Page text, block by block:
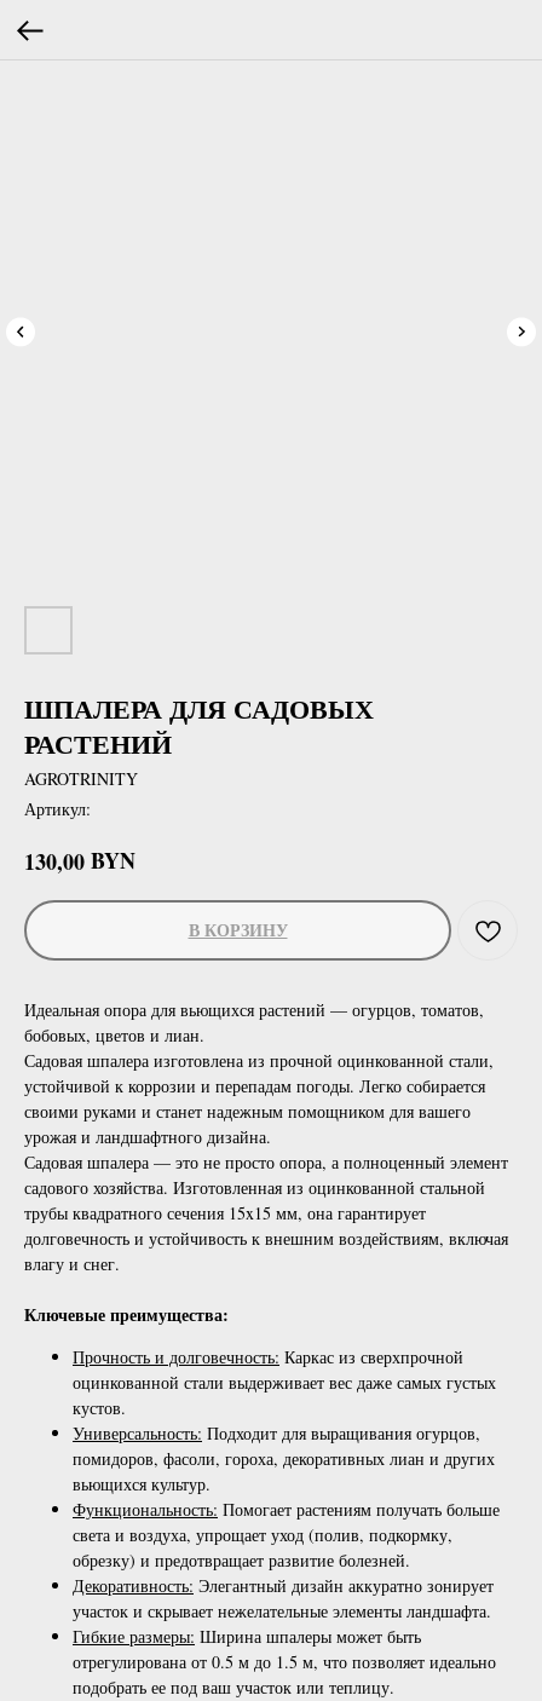
ШПАЛЕРА ДЛЯ САДОВЫХ
РАСТЕНИЙ
AGROTRINITY
Артикул:
130,00BYN
В КОРЗИНУ
Идеальная опора для вьющихся растений — огурцов, томатов,
бобовых, цветов и лиан.
Садовая шпалера изготовлена из прочной оцинкованной стали,
устойчивой к коррозии и перепадам погоды. Легко собирается
своими руками и станет надежным помощником для вашего
урожая и ландшафтного дизайна.
Садовая шпалера — это не просто опора, а полноценный элемент
садового хозяйства. Изготовленная из оцинкованной стальной
трубы квадратного сечения 15x15 мм, она гарантирует
долговечность и устойчивость к внешним воздействиям, включая
влагу и снег.
Ключевые преимущества:
Прочность и долговечность: Каркас из сверхпрочной
оцинкованной стали выдерживает вес даже самых густых
кустов.
Универсальность: Подходит для выращивания огурцов,
помидоров, фасоли, гороха, декоративных лиан и других
вьющихся культур.
Функциональность: Помогает растениям получать больше
света и воздуха, упрощает уход (полив, подкормку,
обрезку) и предотвращает развитие болезней.
Декоративность: Элегантный дизайн аккуратно зонирует
участок и скрывает нежелательные элементы ландшафта.
Гибкие размеры: Ширина шпалеры может быть
отрегулирована от 0.5 м до 1.5 м, что позволяет идеально
подобрать ее под ваш участок или теплицу.